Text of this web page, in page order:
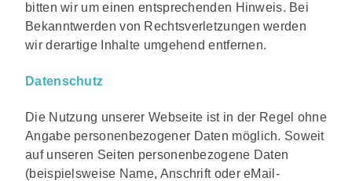
bitten wir um einen entsprechenden Hinweis. Bei
Bekanntwerden von Rechtsverletzungen werden
wir derartige Inhalte umgehend entfernen.
Datenschutz
Die Nutzung unserer Webseite ist in der Regel ohne
Angabe personenbezogener Daten möglich. Soweit
auf unseren Seiten personenbezogene Daten
(beispielsweise Name, Anschrift oder eMail-